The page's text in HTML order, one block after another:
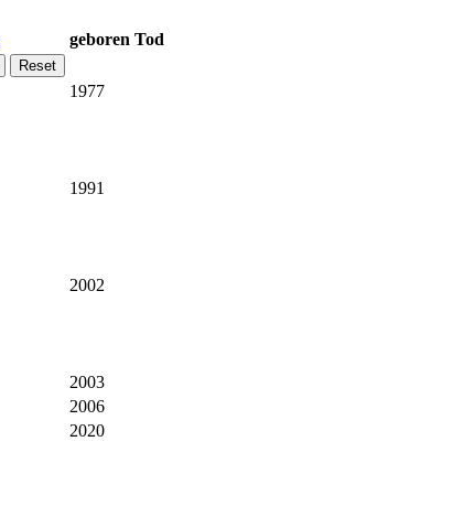
geboren Tod
1977
1991
2002
2003
2006
2020